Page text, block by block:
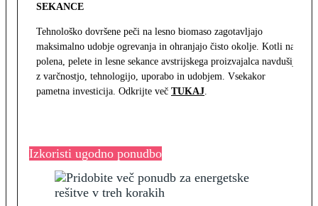
SEKANCE
Tehnološko dovršene peči na lesno biomaso zagotavljajo
maksimalno udobje ogrevanja in ohranjajo čisto okolje. Kotli na
polena, pelete in lesne sekance avstrijskega proizvajalca navdušijo
z varčnostjo, tehnologijo, uporabo in udobjem. Vsekakor
pametna investicija. Odkrijte več TUKAJ.
Izkoristi ugodno ponudbo